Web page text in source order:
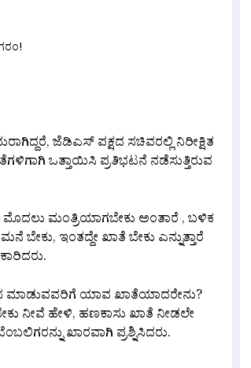
ಜೆಡಿಎಸ್‌ ಪಕ್ಷದ ಸಚಿವರಲ್ಲಿ ನಿರೀಕ್ಷಿತ
ಒತ್ತಾಯಿಸಿ ಪ್ರತಿಭಟನೆ ನಡೆಸುತ್ತಿರುವ
ಮಂತ್ರಿಯಾಗಬೇಕು ಅಂತಾರೆ , ಬಳಿಕ
ಇಂತದ್ದೇ ಖಾತೆ ಬೇಕು ಎನ್ನುತ್ತಾರೆ
ಮಾಡುವವರಿಗೆ ಯಾವ ಖಾತೆಯಾದರೇನು?
ನೀವೆ ಹೇಳಿ, ಹಣಕಾಸು ಖಾತೆ ನೀಡಲೇ
ಖಾರವಾಗಿ ಪ್ರಶ್ನಿಸಿದರು.